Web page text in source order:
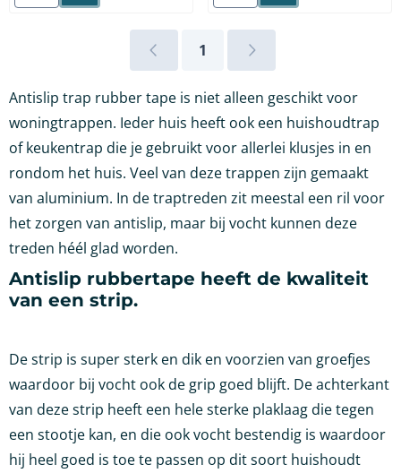
1
Antislip trap rubber tape is niet alleen geschikt voor
woningtrappen. Ieder huis heeft ook een huishoudtrap
of keukentrap die je gebruikt voor allerlei klusjes in en
rondom het huis. Veel van deze trappen zijn gemaakt
van aluminium. In de traptreden zit meestal een ril voor
het zorgen van antislip, maar bij vocht kunnen deze
treden héél glad worden.
Antislip rubbertape heeft de kwaliteit
van een strip.
De strip is super sterk en dik en voorzien van groefjes
waardoor bij vocht ook de grip goed blijft. De achterkant
van deze strip heeft een hele sterke plaklaag die tegen
een stootje kan, en die ook vocht bestendig is waardoor
hij heel goed is toe te passen op dit soort huishoudt